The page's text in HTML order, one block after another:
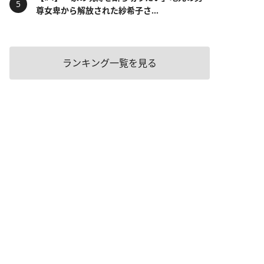
尊女卑から解放された紗希子さ...
ランキング一覧を見る